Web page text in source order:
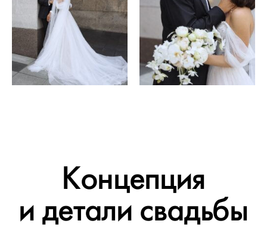
Концепция
и детали свадьбы